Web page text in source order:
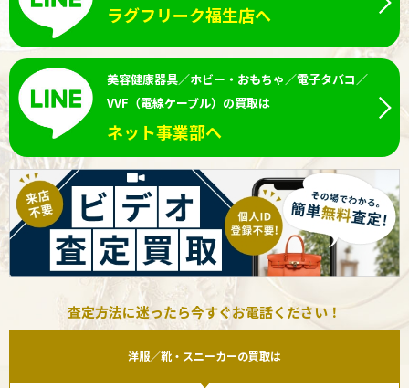
ラグフリーク福生店へ
美容健康器具／ホビー・おもちゃ／電子タバコ／
VVF（電線ケーブル）の買取は
ネット事業部へ
査定方法に迷ったら今すぐお電話ください！
洋服／靴・スニーカーの買取は